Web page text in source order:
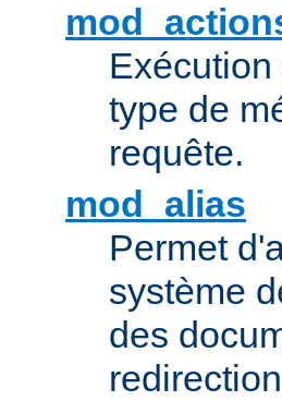
type de
requête.
mod_alias
Permet
système
des